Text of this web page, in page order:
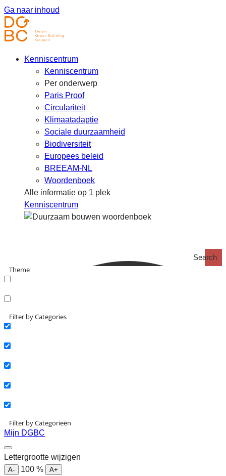
Ga naar inhoud
Kenniscentrum
Kenniscentrum
Per onderwerp
Paris Proof
Circulariteit
Klimaatadaptie
Sociale duurzaamheid
Biodiversiteit
Europees beleid
BREEAM-NL
Woordenboek
Alle informatie op 1 plek
Kenniscentrum
Search
Theme
Filter by Categories
Filter by Categorieën
Mijn DGBC
Lettergrootte wijzigen
A- 100 %
A+